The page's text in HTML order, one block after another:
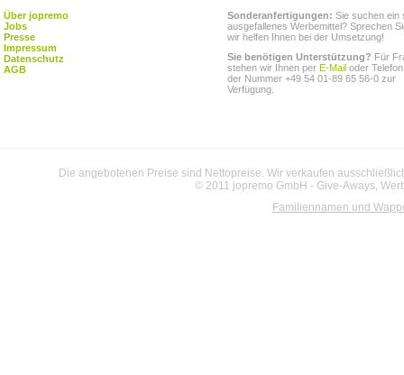
Über jopremo
Jobs
Presse
Impressum
Datenschutz
AGB
Sonderanfertigungen: Sie suchen ein
ausgefallenes Werbemittel? Sprechen
wir helfen Ihnen bei der Umsetzung!
Sie benötigen Unterstützung? Für
stehen wir Ihnen per E-Mail oder
der Nummer +49 54 01-89 65 56-0 zur
Verfügung.
Die angebotenen Preise sind Nettopreise. Wir verkaufen
© 2011 jopremo GmbH - Give-Aways,
Familiennamen und